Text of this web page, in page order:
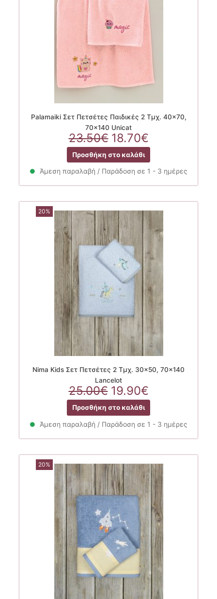
Palamaiki Σετ Πετσέτες Παιδικές 2 Τμχ. 40×70,
70×140 Unicat
23.50€ Original
price
was:
23.50€.
18.70€Η
τρέχουσα
τιμή
είναι:
Προσθήκη στο καλάθι
Άμεση παραλαβή / Παράδοση σε 1 - 3 ημέρες
20%
Nima Kids Σετ Πετσέτες 2 Τμχ. 30×50, 70×140
Lancelot
25.00€ Original
price
was:
25.00€.
19.90€Η
τρέχουσα
τιμή
είναι:
19.90€.
Προσθήκη στο καλάθι
Άμεση παραλαβή / Παράδοση σε 1 - 3 ημέρες
20%